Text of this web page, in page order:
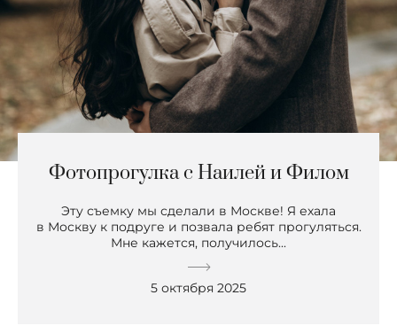
Фотопрогулка с Наилей и Филом
Эту съемку мы сделали в Москве! Я ехала
в Москву к подруге и позвала ребят прогуляться.
Мне кажется, получилось...
5 октября 2025